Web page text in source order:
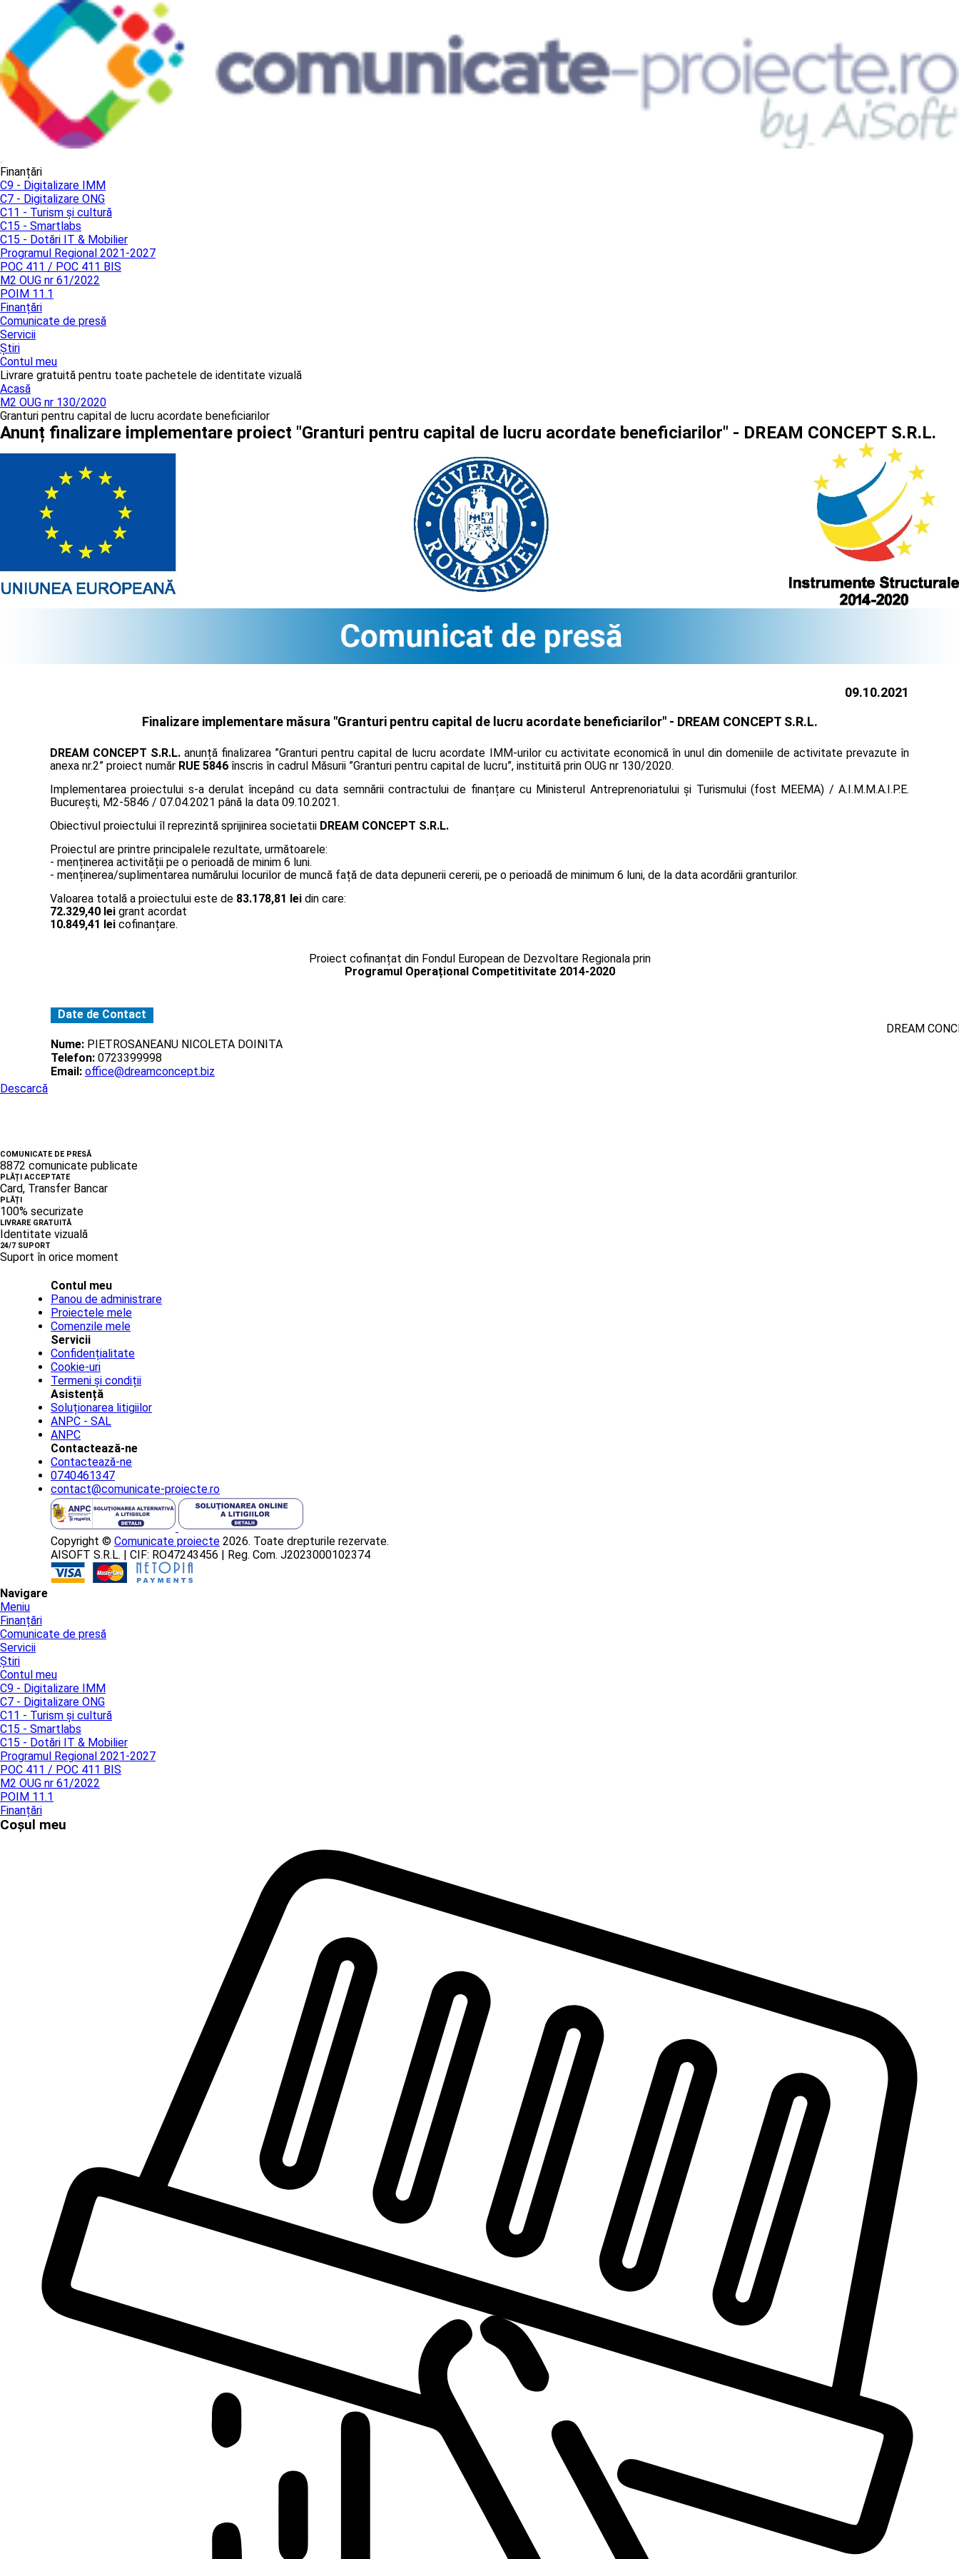
Finanțări
C9 - Digitalizare IMM
C7 - Digitalizare ONG
C11 - Turism și cultură
C15 - Smartlabs
C15 - Dotări IT & Mobilier
Programul Regional 2021-2027
POC 411 / POC 411 BIS
M2 OUG nr 61/2022
POIM 11.1
Finanțări
Comunicate de presă
Servicii
Știri
Contul meu
Livrare gratuită pentru toate pachetele de identitate vizuală
Acasă
M2 OUG nr 130/2020
Granturi pentru capital de lucru acordate beneficiarilor
Anunț finalizare implementare proiect "Granturi pentru capital de lucru acordate beneficiarilor" - DREAM CONCEPT S.R.L.
09.10.2021
Finalizare implementare măsura "Granturi pentru capital de lucru acordate beneficiarilor" - DREAM CONCEPT S.R.L.
DREAM CONCEPT S.R.L. anunță finalizarea ”Granturi pentru capital de lucru acordate IMM-urilor cu activitate economică în unul din domeniile de activitate prevazute în
anexa nr.2” proiect număr RUE 5846 înscris în cadrul Măsurii ”Granturi pentru capital de lucru”, instituită prin OUG nr 130/2020.
Implementarea proiectului s-a derulat începând cu data semnării contractului de finanțare cu Ministerul Antreprenoriatului și Turismului (fost MEEMA) / A.I.M.M.A.I.P.E.
București, M2-5846 / 07.04.2021 până la data 09.10.2021.
Obiectivul proiectului îl reprezintă sprijinirea societatii DREAM CONCEPT S.R.L.
Proiectul are printre principalele rezultate, următoarele:
- menținerea activității pe o perioadă de minim 6 luni.
- menținerea/suplimentarea numărului locurilor de muncă față de data depunerii cererii, pe o perioadă de minimum 6 luni, de la data acordării granturilor.
Valoarea totală a proiectului este de 83.178,81 lei din care:
72.329,40 lei grant acordat
10.849,41 lei cofinanțare.
Proiect cofinanțat din Fondul European de Dezvoltare Regionala prin
Programul Operațional Competitivitate 2014-2020
Date de Contact
Nume: PIETROSANEANU NICOLETA DOINITA
Telefon: 0723399998
Email: office@dreamconcept.biz
DREAM
Descarcă
COMUNICATE DE PRESĂ
8872 comunicate publicate
PLĂȚI ACCEPTATE
Card, Transfer Bancar
PLĂȚI
100% securizate
LIVRARE GRATUITĂ
Identitate vizuală
24/7 SUPORT
Suport în orice moment
Contul meu
Panou de administrare
Proiectele mele
Comenzile mele
Servicii
Confidențialitate
Cookie-uri
Termeni și condiții
Asistență
Soluționarea litigiilor
ANPC - SAL
ANPC
Contactează-ne
Contactează-ne
0740461347
contact@comunicate-proiecte.ro
Copyright © Comunicate proiecte 2026. Toate drepturile rezervate.
AISOFT S.R.L. | CIF: RO47243456 | Reg. Com. J2023000102374
Navigare
Meniu
Finanțări
Comunicate de presă
Servicii
Știri
Contul meu
C9 - Digitalizare IMM
C7 - Digitalizare ONG
C11 - Turism și cultură
C15 - Smartlabs
C15 - Dotări IT & Mobilier
Programul Regional 2021-2027
POC 411 / POC 411 BIS
M2 OUG nr 61/2022
POIM 11.1
Finanțări
Coșul meu